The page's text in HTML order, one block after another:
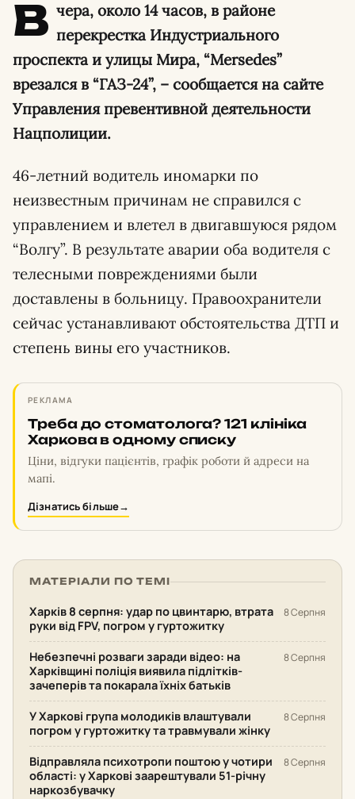
В чера, около 14 часов, в районе
перекрестка Индустриального
проспекта и улицы Мира, “Mersedes”
врезался в “ГАЗ-24”, – сообщается на сайте
Управления превентивной деятельности
Нацполиции.
46-летний водитель иномарки по
неизвестным причинам не справился с
управлением и влетел в двигавшуюся рядом
“Волгу”. В результате аварии оба водителя с
телесными повреждениями были
доставлены в больницу. Правоохранители
сейчас устанавливают обстоятельства ДТП и
степень вины его участников.
РЕКЛАМА
Треба до стоматолога? 121 клініка
Харкова в одному списку
Ціни, відгуки пацієнтів, графік роботи й адреси на
мапі.
Дізнатись більше→
МАТЕРІАЛИ ПО ТЕМІ
Харків 8 серпня: удар по цвинтарю, втрата
руки від FPV, погром у гуртожитку
8 Серпня
Небезпечні розваги заради відео: на
Харківщині поліція виявила підлітків-
зачеперів та покарала їхніх батьків
8 Серпня
У Харкові група молодиків влаштували
погром у гуртожитку та травмували жінку
8 Серпня
Відправляла психотропи поштою у чотири
області: у Харкові заарештували 51-річну
наркозбувачку
8 Серпня